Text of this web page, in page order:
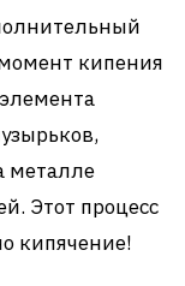
кипения
металле
Этот процесс
кипячение!